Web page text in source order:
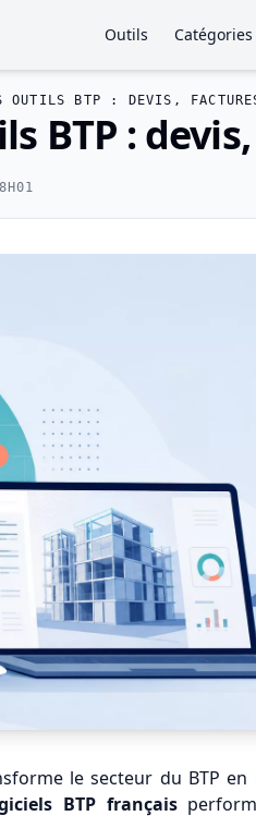
Outils Catégories
OUTILS BTP : DEVIS,
BTP :
le secteur du BTP
BTP français